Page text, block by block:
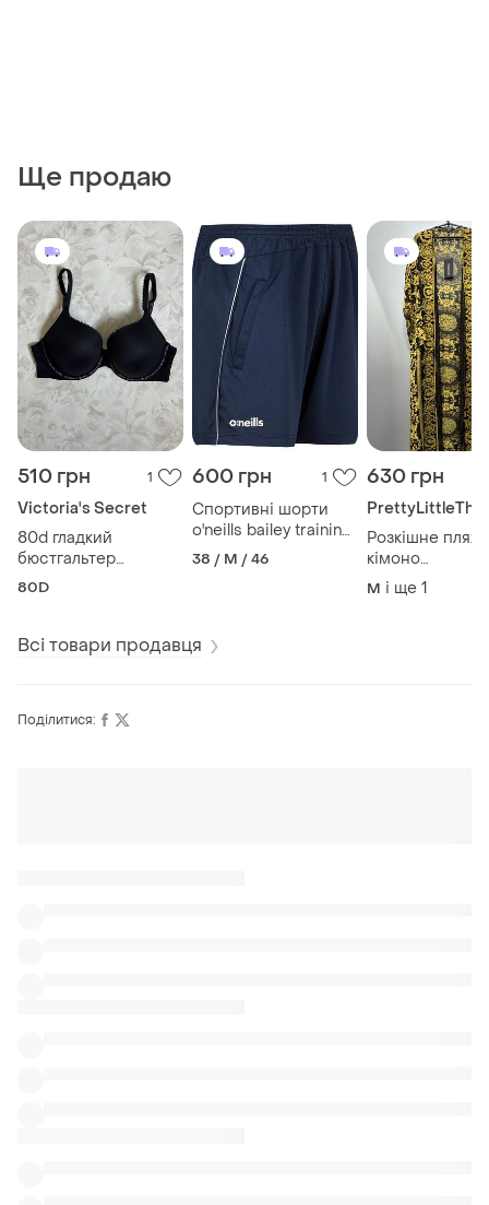
Ще продаю
510 грн 1
Victoria's Secret
80d гладкий
бюстгальтер
victoria's secret з
80D
600 грн 1
Спортивні шорти
o'neills bailey training
shorts 🇮🇪
38 / M / 46
630 грн
Розкішне
кімоно
prettylittlething
стилі versace
M і ще 1
Всі товари продавця
Поділитися: